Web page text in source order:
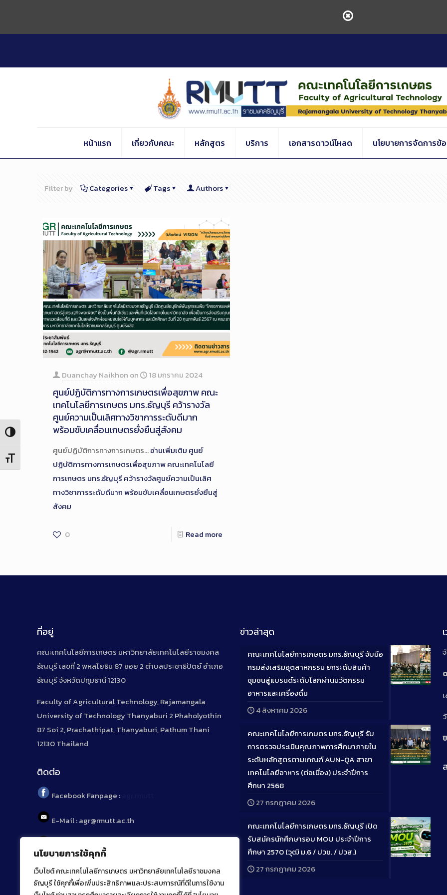
นโยบายการใช้คุกกี้
เว็บไซต์ คณะเทคโนโลยีการเกษตร มหาวิทยาลัยเทคโนโลยีราชมงคล
ธัญบุรี ใช้คุกกี้เพื่อเพิ่มประสิทธิภาพและประสบการณ์ที่ดีในการใช้งาน
Content
Toggle High Contrast
Toggle Font size
หน้าแรก เกี่ยวกับคณะ หลักสูตร บริการ เอกสารดาวน์โหลด นโยบายการจัดการข้
Filter by Categories Tags Authors
Duanchay Naikhon on 18 มกราคม 2024
ศูนย์ปฏิบัติการทางการเกษตรเพื่อสุขภาพ คณะ
เทคโนโลยีการเกษตร มทร.ธัญบุรี คว้ารางวัล
ศูนย์ความเป็นเลิศทางวิชาการระดับดีมาก
พร้อมขับเคลื่อนเกษตรยั่งยืนสู่สังคม
ศูนย์ปฏิบัติการทางการเกษตร…อ่านเพิ่มเติม ศูนย์
ปฏิบัติการทางการเกษตรเพื่อสุขภาพ คณะเทคโนโลยี
การเกษตร มทร.ธัญบุรี คว้ารางวัลศูนย์ความเป็นเลิศ
ทางวิชาการระดับดีมาก พร้อมขับเคลื่อนเกษตรยั่งยืนสู่
สังคม
0 Read more
ที่อยู่
คณะเทคโนโลยีการเกษตร มหาวิทยาลัยเทคโนโลยีราชมงคล
ธัญบุรี เลขที่ 2 พหลโยธิน 87 ซอย 2 ตำบลประชาธิปัตย์ อำเภอ
ธัญบุรี จังหวัดปทุมธานี 12130
Faculty of Agricultural Technology, Rajamangala
University of Technology Thanyaburi 2 Phaholyothin
87 Soi 2, Prachathipat, Thanyaburi, Pathum Thani
12130 Thailand
ติดต่อ
Facebook Fanpage :
E-Mail : agr@rmutt.ac.th
Tel : 02 592 1955
ข่าวล่าสุด
Long
คณะเทคโนโลยีการเกษตร มทร.ธัญบุรี จับมือ
กรมส่งเสริมอุตสาหกรรม ยกระดับสินค้า
ชุมชนสู่แบรนด์ระดับโลกผ่านนวัตกรรม
อาหารและเครื่องดื่ม
4 สิงหาคม 2026
Long
คณะเทคโนโลยีการเกษตร มทร.ธัญบุรี รับ
การตรวจประเมินคุณภาพการศึกษาภายใน
ระดับหลักสูตรตามเกณฑ์ AUN-QA สาขา
เทคโนโลยีอาหาร (ต่อเนื่อง) ประจำปีการ
ศึกษา 2568
27 กรกฎาคม 2026
Long
คณะเทคโนโลยีการเกษตร มทร.ธัญบุรี เปิด
รับสมัครนักศึกษารอบ MOU ประจำปีการ
ศึกษา 2570 (วุฒิ ม.6 / ปวช. / ปวส.)
27 กรกฎาคม 2026